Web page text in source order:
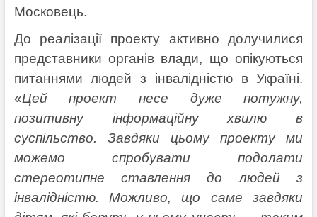
Московець.
До реалізації проекту активно долучилися
представники органів влади, що опікуються
питаннями людей з інвалідністю в Україні.
«Цей проект несе дуже потужну,
позитивну інформаційну хвилю в
суспільство. Завдяки цьому проекту ми
можемо спробувати подолати
стереотипне ставлення до людей з
інвалідністю. Можливо, що саме завдяки